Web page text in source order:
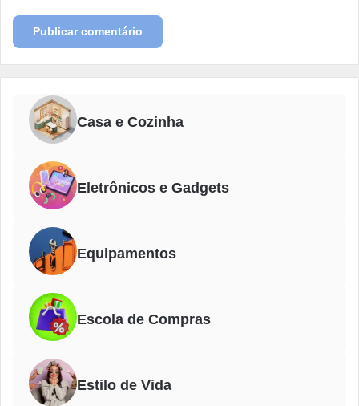
Casa e Cozinha
Eletrônicos e Gadgets
Equipamentos
Escola de Compras
Estilo de Vida